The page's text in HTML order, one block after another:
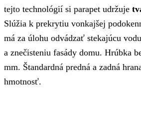
tejto technológií si parapet udržuje
Slúžia k prekrytiu vonkajšej
má za úlohu odvádzať stekajúcu
a znečisteniu fasády domu. Hrúbka
mm. Štandardná predná a zadná
hmotnosť.